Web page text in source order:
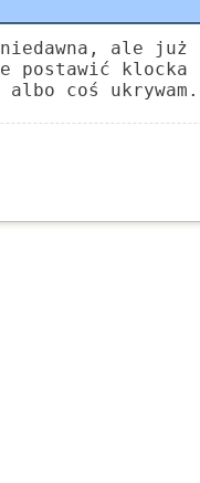
ale już
postawić
coś ukrywam.